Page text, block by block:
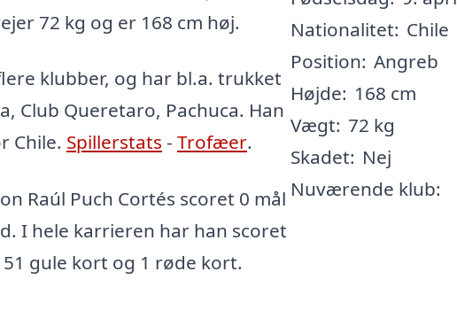
72 kg og er 168 cm høj.
klubber, og har bl.a. trukket
Club Queretaro, Pachuca. Han
Chile. Spillerstats - Trofæer.
Raúl Puch Cortés scoret 0 mål
I hele karrieren har han scoret
gule kort og 1 røde kort.
Nationalitet: Chile
Position: Angreb
Højde: 168 cm
Vægt: 72 kg
Skadet: Nej
Nuværende klub: